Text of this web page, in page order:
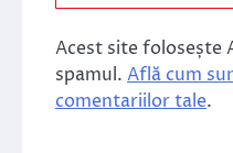
Acest site folosește
spamul. Află cum
comentariilor tale.